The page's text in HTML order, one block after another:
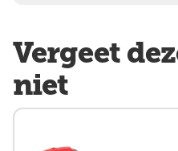
Vergeet
niet